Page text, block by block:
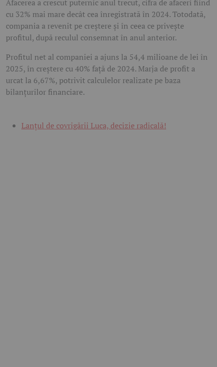
Afacerea a crescut puternic anul trecut, cifra de afaceri fiind
cu 32% mai mare decât cea înregistrată în 2024. Totodată,
compania a revenit pe creștere și în ceea ce privește
profitul, după reculul consemnat în anul anterior.
Profitul net al companiei a ajuns la 54,4 milioane de lei în
2025, în creștere cu 40% față de 2024. Marja de profit a
urcat la 6,67%, potrivit calculelor realizate pe baza
bilanțurilor financiare.
Lanțul de covrigării Luca, decizie radicală!